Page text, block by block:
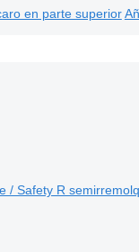
en parte superior